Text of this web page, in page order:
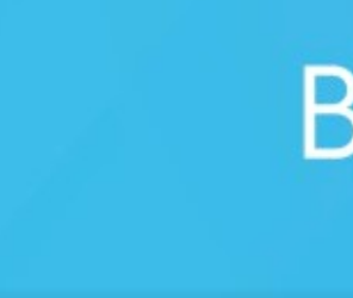
görebilir? Kimlerin durumunu